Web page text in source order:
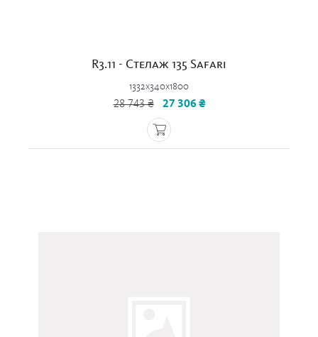
R3.11 - Стелаж 135 Safari
1332x340x1800
28 743 ₴ 27 306 ₴